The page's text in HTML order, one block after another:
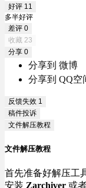
好评 11
多半好评
差评 0
收藏 23
分享 0
分享到 微博
分享到 QQ空
反馈失效 1
稿件投诉
文件解压教程
文件解压教程
首先准备好解压工
安装 Zarchiver 或